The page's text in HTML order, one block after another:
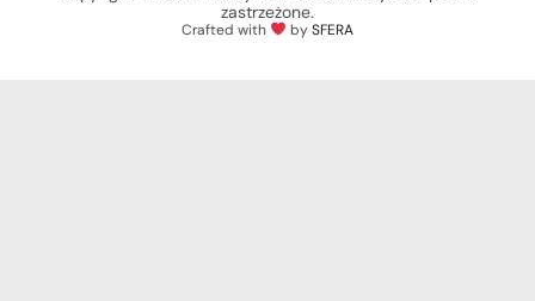
zastrzeżone.
Crafted with bySFERA